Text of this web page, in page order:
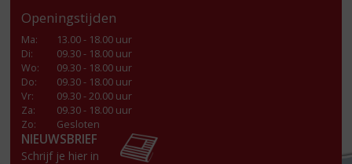
Openingstijden
Ma:
13.00 - 18.00 uur
Di:
09.30 - 18.00 uur
Wo:
09.30 - 18.00 uur
Do:
09.30 - 18.00 uur
Vr:
09.30 - 20.00 uur
Za:
09.30 - 18.00 uur
Zo:
Gesloten
NIEUWSBRIEF
Schrijf je hier in